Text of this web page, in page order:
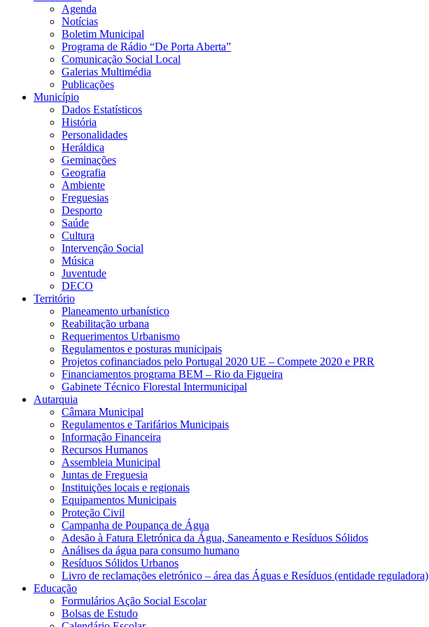
Agenda
Notícias
Boletim Municipal
Programa de Rádio “De Porta Aberta”
Comunicação Social Local
Galerias Multimédia
Publicações
Município
Dados Estatísticos
História
Personalidades
Heráldica
Geminações
Geografia
Ambiente
Freguesias
Desporto
Saúde
Cultura
Intervenção Social
Música
Juventude
DECO
Território
Planeamento urbanístico
Reabilitação urbana
Requerimentos Urbanismo
Regulamentos e posturas municipais
Projetos cofinanciados pelo Portugal 2020 UE – Compete 2020 e PRR
Financiamentos programa BEM – Rio da Figueira
Gabinete Técnico Florestal Intermunicipal
Autarquia
Câmara Municipal
Regulamentos e Tarifários Municipais
Informação Financeira
Recursos Humanos
Assembleia Municipal
Juntas de Freguesia
Instituições locais e regionais
Equipamentos Municipais
Proteção Civil
Campanha de Poupança de Água
Adesão à Fatura Eletrónica da Água, Saneamento e Resíduos Sólidos
Análises da água para consumo humano
Resíduos Sólidos Urbanos
Livro de reclamações eletrónico – área das Águas e Resíduos (entidade reguladora)
Educação
Formulários Ação Social Escolar
Bolsas de Estudo